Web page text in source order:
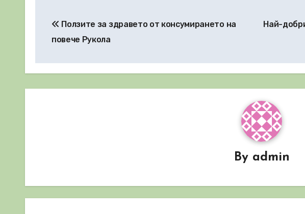
Ползите за здравето от консумирането на
повече Рукола
Най-
By admin